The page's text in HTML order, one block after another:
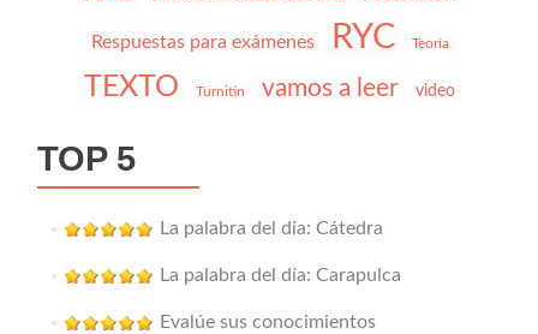
Respuestas para exámenes RYC Teoría
TEXTO Turnitin vamos a leer video
TOP 5
La palabra del día: Cátedra
La palabra del día: Carapulca
Evalúe sus conocimientos